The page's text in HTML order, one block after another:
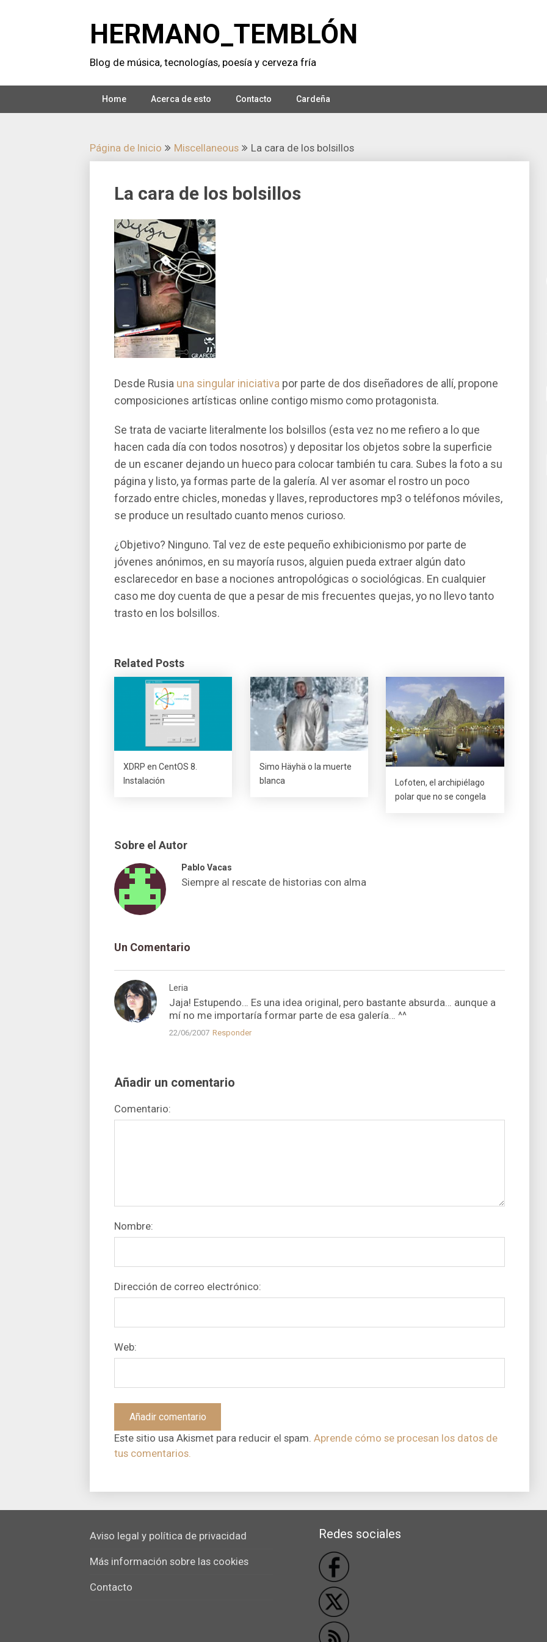
HERMANO_TEMBLÓN
Blog de música, tecnologí­as, poesí­a y cerveza frí­a
Home Acerca de esto Contacto Cardeña
Página de Inicio Miscellaneous La cara de los bolsillos
La cara de los bolsillos
Desde Rusia una singular iniciativa por parte de dos diseñadores de allí­, propone
composiciones artí­sticas online contigo mismo como protagonista.
Se trata de vaciarte literalmente los bolsillos (esta vez no me refiero a lo que
hacen cada dí­a con todos nosotros) y depositar los objetos sobre la superficie
de un escaner dejando un hueco para colocar también tu cara. Subes la foto a su
página y listo, ya formas parte de la galerí­a. Al ver asomar el rostro un poco
forzado entre chicles, monedas y llaves, reproductores mp3 o teléfonos móviles,
se produce un resultado cuanto menos curioso.
¿Objetivo? Ninguno. Tal vez de este pequeño exhibicionismo por parte de
jóvenes anónimos, en su mayorí­a rusos, alguien pueda extraer algún dato
esclarecedor en base a nociones antropológicas o sociológicas. En cualquier
caso me doy cuenta de que a pesar de mis frecuentes quejas, yo no llevo tanto
trasto en los bolsillos.
Related Posts
XDRP en CentOS 8.
Instalación
Simo Häyhä o la muerte
blanca
Lofoten, el archipiélago
polar que no se congela
Sobre el Autor
Pablo Vacas
Siempre al rescate de historias con alma
Un Comentario
Leria
Jaja! Estupendo… Es una idea original, pero bastante absurda… aunque a
mí­ no me importarí­a formar parte de esa galerí­a… ^^
22/06/2007 Responder
Añadir un comentario
Comentario:
Nombre:
Dirección de correo electrónico:
Web:
Este sitio usa Akismet para reducir el spam. Aprende cómo se procesan los datos de
tus comentarios.
Aviso legal y política de privacidad
Más información sobre las cookies
Contacto
Redes sociales